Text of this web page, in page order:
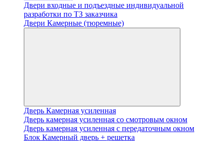
Двери входные и подъездные индивидуальной
разработки по ТЗ заказчика
Двери Камерные (тюремные)
Дверь Камерная усиленная
Дверь камерная усиленная со смотровым окном
Дверь камерная усиленная с передаточным окном
Блок Камерный дверь + решетка